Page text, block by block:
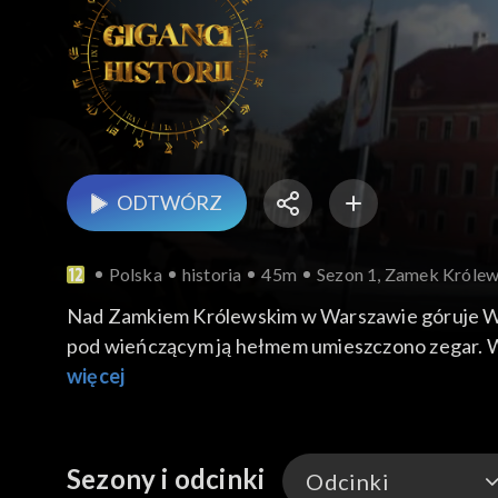
ODTWÓRZ
Polska historia 45m Sezon 1, Zamek
Nad Zamkiem Królewskim w Warszawie góruje
pod wieńczącym ją hełmem umieszczono
waży 440 kilogramów, zaś godzinowy – 860
Wybijał także godzinę wolności. Wieżę
więcej
Sezony i odcinki Odcinki